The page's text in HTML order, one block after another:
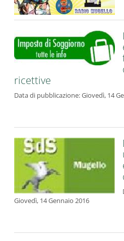
ricettive
Data di pubblicazione:Giovedì, 14
Giovedì, 14 Gennaio 2016